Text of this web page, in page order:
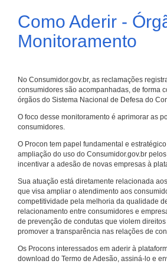
Como Aderir -
Monitoramento
No Consumidor.gov.br, as reclamações
consumidores são acompanhadas, de forma
órgãos do Sistema Nacional de Defesa do
O foco desse monitoramento é aprimorar as
consumidores.
O Procon tem papel fundamental e
ampliação do uso do Consumidor.gov.br
incentivar a adesão de novas empresas à
Sua atuação está diretamente relacionada
que visa ampliar o atendimento aos
competitividade pela melhoria da qualidade
relacionamento entre consumidores e
de prevenção de condutas que violem
promover a transparência nas relações de
Os Procons interessados em aderir à
download do Termo de Adesão, assiná-lo e